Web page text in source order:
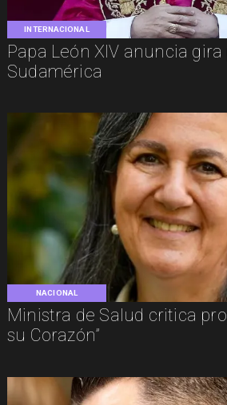
INTERNACIONAL
Papa León XIV anuncia gira
Sudamérica
NACIONAL
Ministra de Salud critica
su Corazón”